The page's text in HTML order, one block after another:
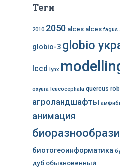
Теги
2010 2050 alces alces fagus
globio-3 globio
lccd lynx
oxyura leucocephala quercus
агроландшафты
анимация
биотогеоинформатика
дуб обыкновенный